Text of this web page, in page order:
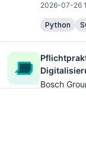
2026-07-26
Python
Bosch